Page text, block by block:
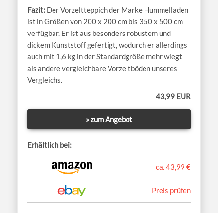
Der Vorzeltteppich der Marke Hummelladen
ist in Größen von 200 x 200 cm bis 350 x 500 cm
verfügbar. Er ist aus besonders robustem und
dickem Kunststoff gefertigt, wodurch er allerdings
auch mit 1,6 kg in der Standardgröße mehr wiegt
als andere vergleichbare Vorzeltböden unseres
Vergleichs.
43,99 EUR
» zum Angebot
Erhältlich bei:
ca. 43,99 €
Preis prüfen